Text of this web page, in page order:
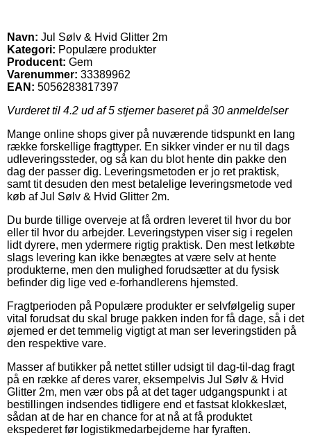
Navn: Jul Sølv & Hvid Glitter 2m
Kategori: Populære produkter
Producent: Gem
Varenummer: 33389962
EAN: 5056283817397
Vurderet til 4.2 ud af 5 stjerner baseret på 30 anmeldelser
Mange online shops giver på nuværende tidspunkt en lang
række forskellige fragttyper. En sikker vinder er nu til dags
udleveringssteder, og så kan du blot hente din pakke den
dag der passer dig. Leveringsmetoden er jo ret praktisk,
samt tit desuden den mest betalelige leveringsmetode ved
køb af Jul Sølv & Hvid Glitter 2m.
Du burde tillige overveje at få ordren leveret til hvor du bor
eller til hvor du arbejder. Leveringstypen viser sig i regelen
lidt dyrere, men ydermere rigtig praktisk. Den mest letkøbte
slags levering kan ikke benægtes at være selv at hente
produkterne, men den mulighed forudsætter at du fysisk
befinder dig lige ved e-forhandlerens hjemsted.
Fragtperioden på Populære produkter er selvfølgelig super
vital forudsat du skal bruge pakken inden for få dage, så i det
øjemed er det temmelig vigtigt at man ser leveringstiden på
den respektive vare.
Masser af butikker på nettet stiller udsigt til dag-til-dag fragt
på en række af deres varer, eksempelvis Jul Sølv & Hvid
Glitter 2m, men vær obs på at det tager udgangspunkt i at
bestillingen indsendes tidligere end et fastsat klokkeslæt,
sådan at de har en chance for at nå at få produktet
ekspederet før logistikmedarbejderne har fyraften.